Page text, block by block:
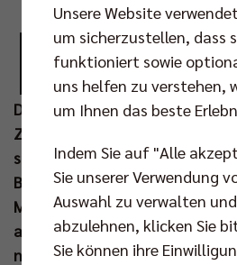
D
iesen Tag werden die
Brandenburger
nicht vergessen. Im
Doppelspieltags am Samstag
Zuschauer in der Max-
sich nach dem 3:0-Heimsieg
Baden Volleys SSC Karlsruhe
Match zwischen dem BBSC
anzuschauen. Die Berliner
nicht enttäuscht: Das
Unsere Website
um sicherzustellen, dass
funktioniert sowie
uns helfen zu verstehen,
um Ihnen das beste
Indem Sie auf "Alle
Sie unserer Verwendung
Auswahl zu verwalten
abzulehnen, klicken Sie
Sie können ihre